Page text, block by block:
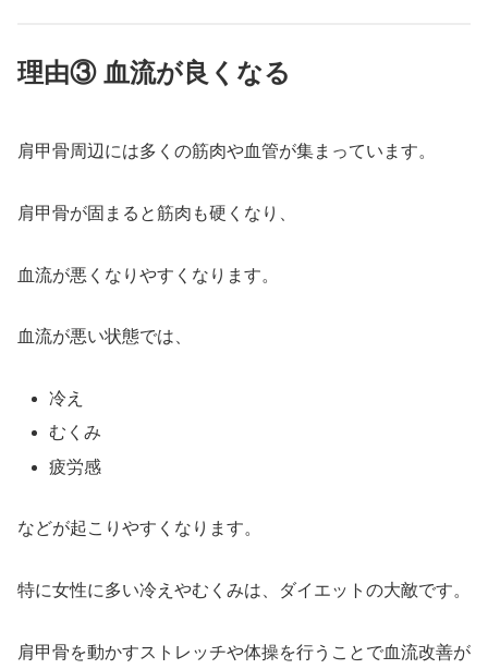
理由③ 血流が良くなる
肩甲骨周辺には多くの筋肉や血管が集まっています。
肩甲骨が固まると筋肉も硬くなり、
血流が悪くなりやすくなります。
血流が悪い状態では、
冷え
むくみ
疲労感
などが起こりやすくなります。
特に女性に多い冷えやむくみは、ダイエットの大敵です。
肩甲骨を動かすストレッチや体操を行うことで血流改善が